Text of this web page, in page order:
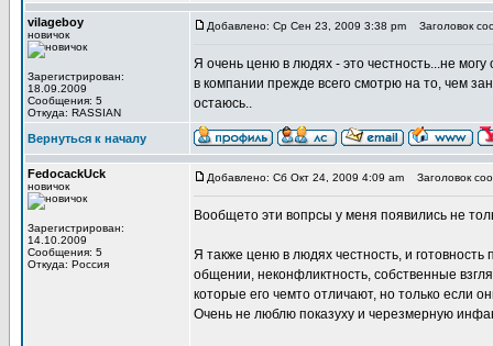
vilageboy
новичок
Зарегистрирован:
18.09.2009
Сообщения: 5
Откуда: RASSIAN
Добавлено: Ср Сен 23, 2009 3:38 pm Заголовок
Я очень ценю в людях - это честность...не могу
в компании прежде всего смотрю на то, чем
остаюсь..
Вернуться к началу
FedocackUck
новичок
Зарегистрирован:
14.10.2009
Сообщения: 5
Откуда: Россия
Добавлено: Сб Окт 24, 2009 4:09 am Заголовок
Вообщето эти вопрсы у меня появились не
Я также ценю в людях честность, и готовность
общении, неконфликтность, собственные
которые его чемто отличают, но только если
Очень не люблю показуху и черезмерную